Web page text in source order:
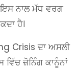
ਇਸ ਨਾਲ ਮੱਧ ਵਰਗ
ਹੈ।
Crisis ਦਾ ਅਸਲੀ
ਵਿੱਚ ਜ਼ੋਨਿੰਗ ਕਾਨੂੰਨਾਂ